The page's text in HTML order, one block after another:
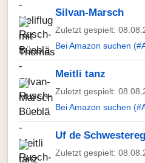
Silvan-Marsch
Zuletzt gespielt:
Bei Amazon suchen
Meitli tanz
Zuletzt gespielt:
Bei Amazon suchen
Uf de
Zuletzt gespielt: